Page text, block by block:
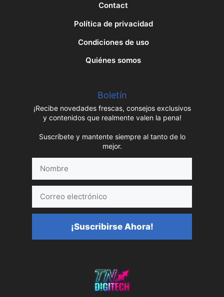
Contact
Política de privacidad
Condiciones de uso
Quiénes somos
Boletín
¡Recibe novedades frescas, consejos exclusivos
y contenidos que realmente valen la pena!
Suscríbete y mantente siempre al tanto de lo
mejor.
electrónico
¡Suscribirse Ahora!